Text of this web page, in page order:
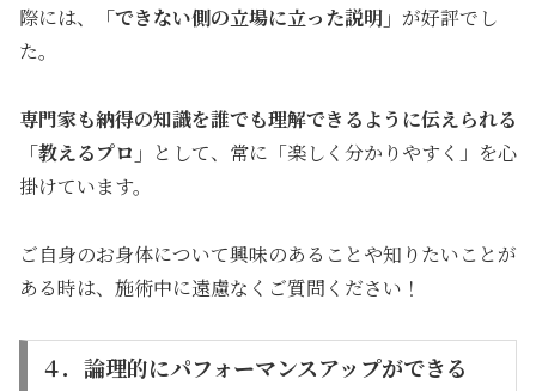
際には、
「できない側の立場に立った説明」 が好評でし
た。
専門家も納得の知識を誰でも理解できるように伝えられる
「教えるプロ」 として、常に「楽しく分かりやすく」を心
掛けています。
ご自身のお身体について興味のあることや知りたいことが
ある時は、施術中に遠慮なくご質問ください！
４．論理的にパフォーマンスアップができる